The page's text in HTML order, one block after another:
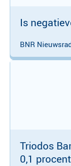
Is
BNR
Triodos
0,1 procent